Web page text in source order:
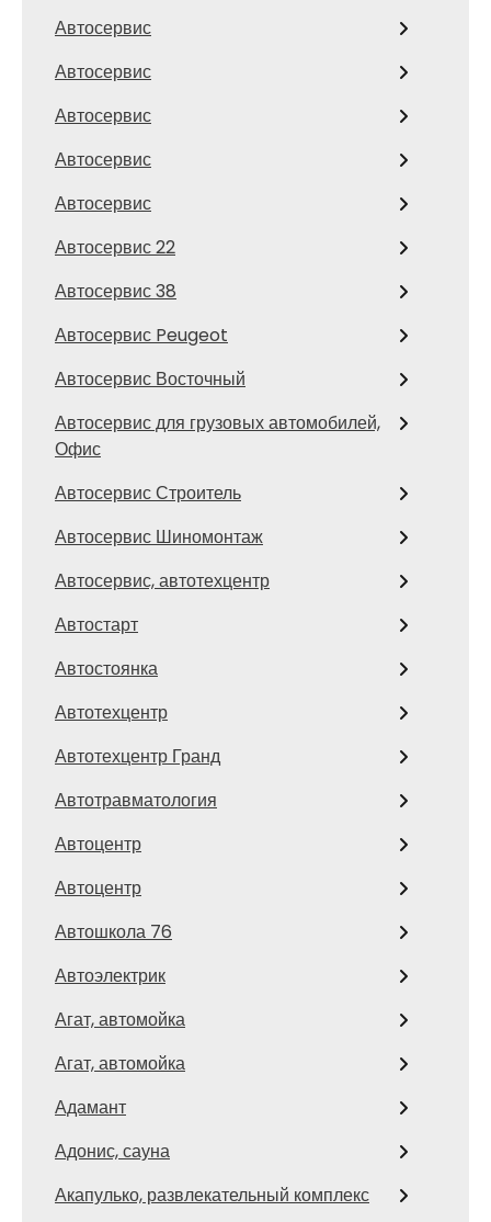
Автосервис
Автосервис
Автосервис
Автосервис
Автосервис
Автосервис 22
Автосервис 38
Автосервис Peugeot
Автосервис Восточный
Автосервис для грузовых автомобилей,
Офис
Автосервис Строитель
Автосервис Шиномонтаж
Автосервис, автотехцентр
Автостарт
Автостоянка
Автотехцентр
Автотехцентр Гранд
Автотравматология
Автоцентр
Автоцентр
Автошкола 76
Автоэлектрик
Агат, автомойка
Агат, автомойка
Адамант
Адонис, сауна
Акапулько, развлекательный комплекс